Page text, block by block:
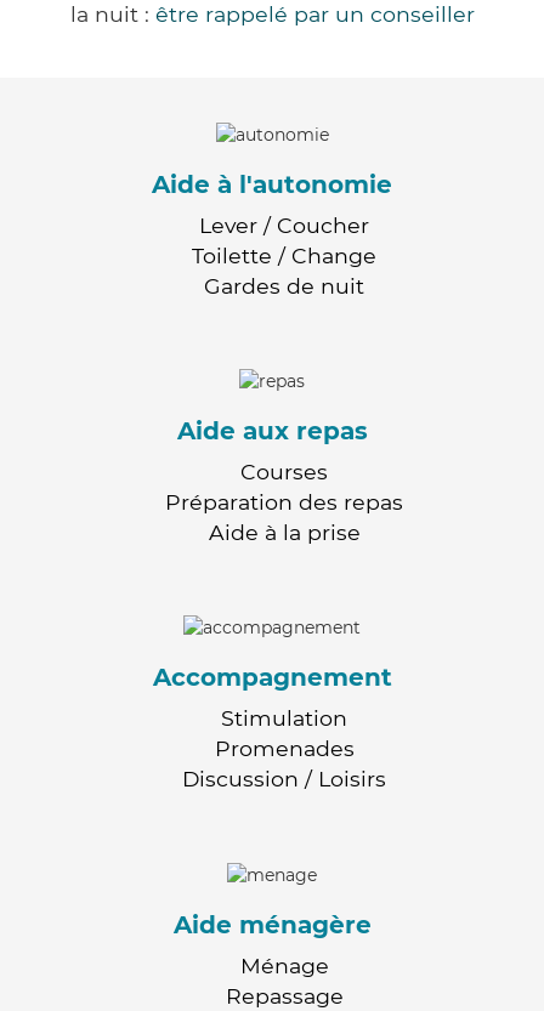
la nuit : être rappelé par un conseiller
Aide à l'autonomie
Lever / Coucher
Toilette / Change
Gardes de nuit
Aide aux repas
Courses
Préparation des repas
Aide à la prise
Accompagnement
Stimulation
Promenades
Discussion / Loisirs
Aide ménagère
Ménage
Repassage